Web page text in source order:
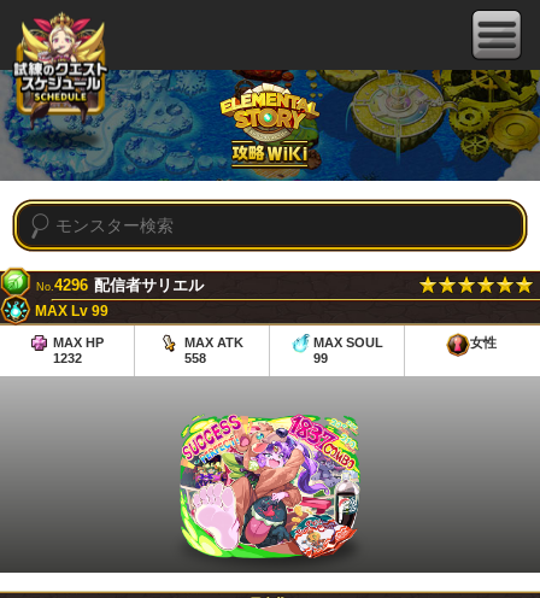
No.4296 配信者サリエル
MAX Lv 99
MAX HP
1232
MAX ATK
558
MAX SOUL
99
女性